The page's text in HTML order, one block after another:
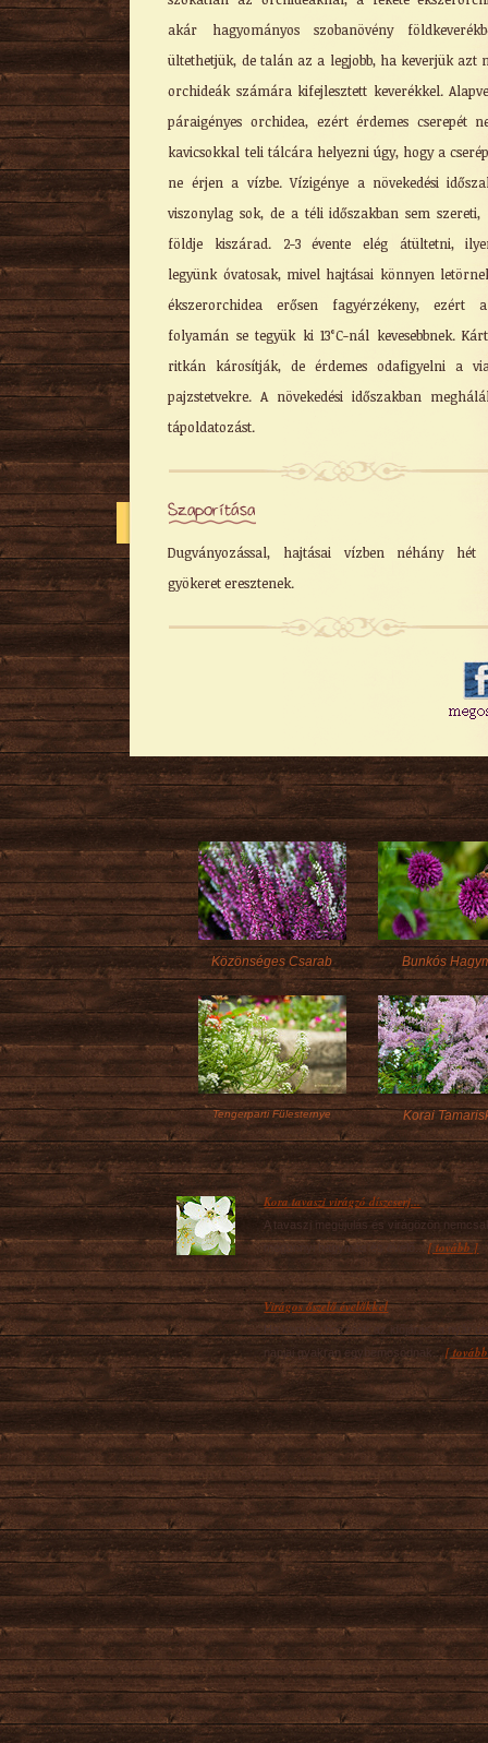
akár hagyományos szobanövény
ültethetjük, de talán az a legjobb, ha keverjük azt
orchideák számára kifejlesztett keverékkel.
páraigényes orchidea, ezért érdemes cserepét
kavicsokkal teli tálcára helyezni úgy, hogy a
ne érjen a vízbe. Vízigénye a növekedési
viszonylag sok, de a téli időszakban sem szereti,
földje kiszárad. 2-3 évente elég átültetni,
legyünk óvatosak, mivel hajtásai könnyen
ékszerorchidea erősen fagyérzékeny, ezért
folyamán se tegyük ki 13°C-nál kevesebbnek.
ritkán károsítják, de érdemes odafigyelni a
pajzstetvekre. A növekedési időszakban
tápoldatozást.
Szaporítása
Dugványozással, hajtásai vízben néhány hét
gyökeret eresztenek.
Közönséges Csarab Bunkós
Tengerparti Fülesternye Korai
Kora tavaszi virágzó díszcserj...
A tavaszi megújulás és virágözön
megannyi hagymás és évelő...[ tovább ]
Virágos őszelő évelőkkel
Ha kegyes hozzánk az időjárás, a nyár
napjai gyakran egybemosódnak...[